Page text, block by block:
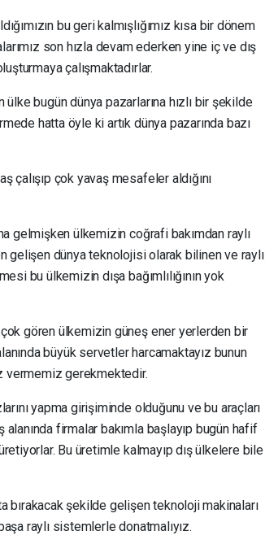
bu geri kalmışlığımız kısa bir dönem
son hızla devam ederken yine iç ve dış
çalışmaktadırlar.
bugün dünya pazarlarına hızlı bir şekilde
hatta öyle ki artık dünya pazarında bazı
çok yavaş mesafeler aldığını
gelmişken ülkemizin coğrafi bakımdan raylı
gelişen dünya teknolojisi olarak bilinen ve raylı
bu ülkemizin dışa bağımlılığının yok
çok gören ülkemizin güneş ener yerlerden bir
büyük servetler harcamaktayız bunun
vermemiz gerekmektedir.
yapma girişiminde olduğunu ve bu araçları
firmalar bakımla başlayıp bugün hafif
Bu üretimle kalmayıp dış ülkelere bile
şekilde gelişen teknoloji makinaları
raylı sistemlerle donatmalıyız.